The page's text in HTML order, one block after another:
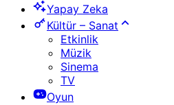
Yapay Zeka
Kültür – Sanat
Etkinlik
Müzik
Sinema
TV
Oyun